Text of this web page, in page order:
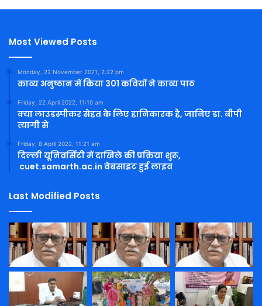
Most Viewed Posts
Monday, 22 November 2021, 2:22 pm
काव्य अनुष्ठान में किया 301 कवियों ने काव्य पाठ
Friday, 22 April 2022, 11:10 am
क्या लाउडस्पीकर सेहत के लिए हानिकारक है, जानिए डा. बीपी
त्यागी से
Friday, 8 April 2022, 11:21 am
दिल्ली यूनिवर्सिटी में दाखिले की प्रक्रिया शुरू,
cuet.samarth.ac.in वेबसाइट हुई लाइव
Last Modified Posts